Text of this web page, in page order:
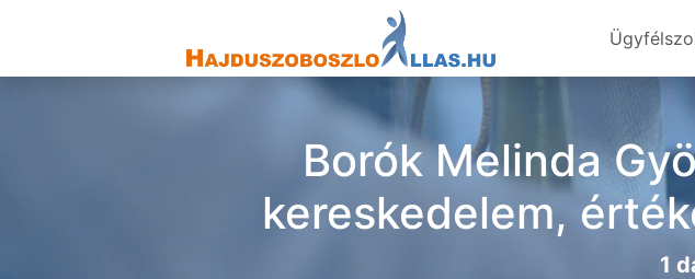
Borók Melinda
kereskedelem,
1